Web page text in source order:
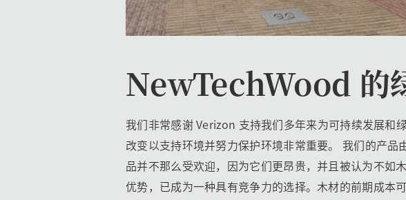
NewTechWood 的
我们非常感谢 Verizon 支持我们多年来为可持续发展和
改变以支持环境并努力保护环境非常重要。 我们的产
品并不那么受欢迎，因为它们更昂贵，并且被认为不如
优势，已成为一种具有竞争力的选择。木材的前期成本